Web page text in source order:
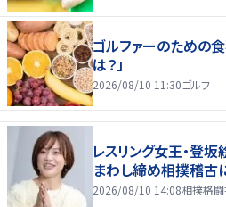
ゴルファーのための
は？」
2026/08/10 11:30ゴルフ
レスリング女王・登
まわし締め相撲稽古
2026/08/10 14:08相撲格